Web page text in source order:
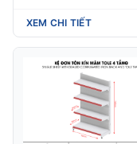
XEM CHI TIẾT